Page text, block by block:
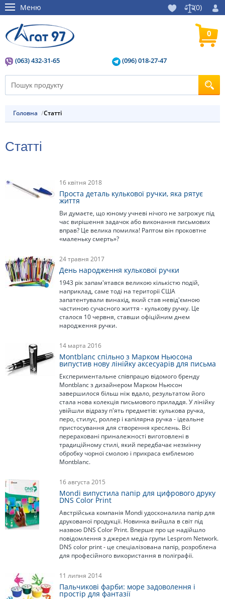
Меню (0)
(063) 432-31-65 (096) 018-27-47
0
Головна статті
статті
16 квітня 2018
Проста деталь кулькової ручки, яка рятує
життя
Ви думаєте, що юному учневі нічого не загрожує під
час вирішення задачок або виконання письмових
вправ? Це велика помилка! Раптом він проковтне
«маленьку смерть»?
24 травня 2017
День народження кулькової ручки
1943 рік запам'ятався великою кількістю подій,
наприклад, саме тоді на території США
запатентували винахід, який став невід'ємною
частиною сучасного життя - кулькову ручку. Це
сталося 10 червня, ставши офіційним днем
народження ручки.
14 марта 2016
Montblanc спільно з Марком Ньюсона
випустив нову лінійку аксесуарів для письма
Експериментальне співпрацю відомого бренду
Montblanc з дизайнером Марком Ньюсон
завершилося більш ніж вдало, результатом його
стала нова колекція письмового приладдя. У лінійку
увійшли відразу п'ять предметів: кулькова ручка,
перо, стилус, роллер і капілярна ручка - ідеальне
пристосування для створення креслень. Всі
перераховані приналежності виготовлені в
традиційному стилі, який передбачає незмінну
обробку чорної смолою і прикраса емблемою
Montblanc.
16 августа 2015
Mondi випустила папір для цифрового друку
DNS Color Print
Австрійська компанія Mondi удосконалила папір для
друкованої продукції. Новинка вийшла в світ під
назвою DNS Color Print. Вперше про це надійшло
повідомлення з джерел медіа групи Lesprom Network.
DNS color print - це спеціалізована папір, розроблена
для професійного використання в поліграфії.
11 липня 2014
Пальчикові фарби: море задоволення і
простір для фантазії